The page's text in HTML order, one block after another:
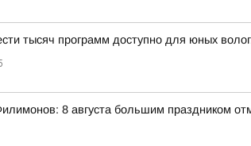
тысяч программ доступно для юных
8 августа большим праздником